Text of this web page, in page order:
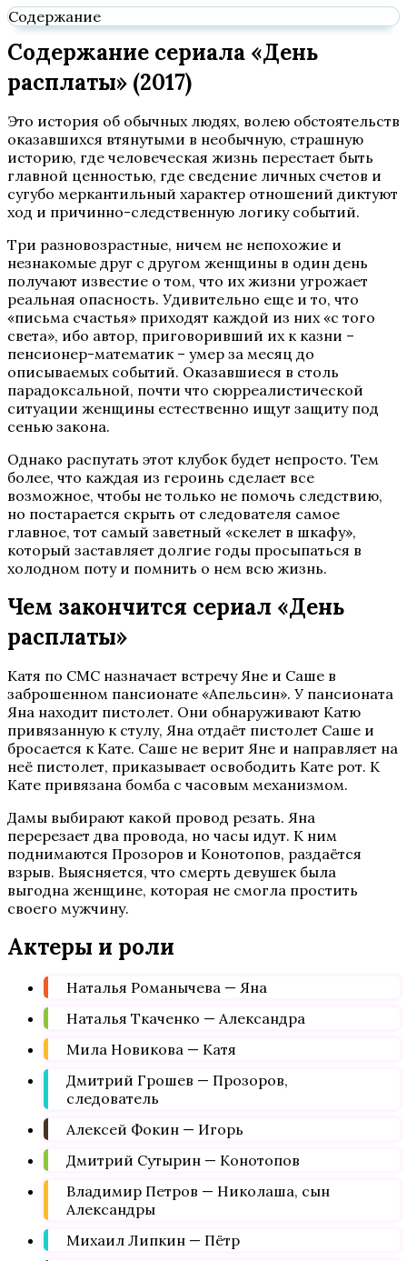
Содержание
Содержание сериала «День
расплаты» (2017)
Это история об обычных людях, волею обстоятельств
оказавшихся втянутыми в необычную, страшную
историю, где человеческая жизнь перестает быть
главной ценностью, где сведение личных счетов и
сугубо меркантильный характер отношений диктуют
ход и причинно-следственную логику событий.
Три разновозрастные, ничем не непохожие и
незнакомые друг с другом женщины в один день
получают известие о том, что их жизни угрожает
реальная опасность. Удивительно еще и то, что
«письма счастья» приходят каждой из них «с того
света», ибо автор, приговоривший их к казни –
пенсионер-математик – умер за месяц до
описываемых событий. Оказавшиеся в столь
парадоксальной, почти что сюрреалистической
ситуации женщины естественно ищут защиту под
сенью закона.
Однако распутать этот клубок будет непросто. Тем
более, что каждая из героинь сделает все
возможное, чтобы не только не помочь следствию,
но постарается скрыть от следователя самое
главное, тот самый заветный «скелет в шкафу»,
который заставляет долгие годы просыпаться в
холодном поту и помнить о нем всю жизнь.
Чем закончится сериал «День
расплаты»
Катя по СМС назначает встречу Яне и Саше в
заброшенном пансионате «Апельсин». У пансионата
Яна находит пистолет. Они обнаруживают Катю
привязанную к стулу, Яна отдаёт пистолет Саше и
бросается к Кате. Саше не верит Яне и направляет на
неё пистолет, приказывает освободить Кате рот. К
Кате привязана бомба с часовым механизмом.
Дамы выбирают какой провод резать. Яна
перерезает два провода, но часы идут. К ним
поднимаются Прозоров и Конотопов, раздаётся
взрыв. Выясняется, что смерть девушек была
выгодна женщине, которая не смогла простить
своего мужчину.
Актеры и роли
Наталья Романычева — Яна
Наталья Ткаченко — Александра
Мила Новикова — Катя
Дмитрий Грошев — Прозоров,
следователь
Алексей Фокин — Игорь
Дмитрий Сутырин — Конотопов
Владимир Петров — Николаша, сын
Александры
Михаил Липкин — Пётр